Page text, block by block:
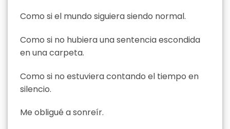
Como si el mundo siguiera siendo normal.
Como si no hubiera una sentencia escondida
en una carpeta.
Como si no estuviera contando el tiempo en
silencio.
Me obligué a sonreír.